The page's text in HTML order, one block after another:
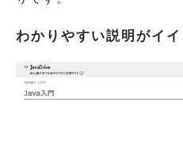
わかりやすい説明がイ